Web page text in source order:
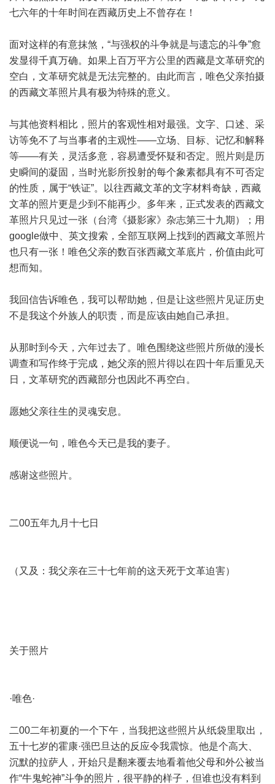
七六年的十年时间在西藏历史上不曾存在！
面对这样的有意抹煞，“与强权的斗争就是与遗忘的斗争”愈
发显得千真万确。如果上百万平方公里的西藏是文革研究的
空白，文革研究就是无法完整的。由此而言，唯色父亲拍摄
的西藏文革照片具有极为特殊的意义。
与其他资料相比，照片的客观性相对最强。文字、口述、采
访等免不了与当事者的主观性——立场、目标、记忆和解释
等——有关，灵活多意，容易遭受怀疑和否定。照片则是历
史瞬间的凝固，当时光影所投射的每个象素都具有不可否定
的性质，属于“铁证”。以往西藏文革的文字材料奇缺，西藏
文革的照片更是少到不能再少。多年来，正式发表的西藏文
革照片只见过一张（台湾《摄影家》杂志第三十九期）；用
google做中、英文搜索，全部互联网上找到的西藏文革照片
也只有一张！唯色父亲的数百张西藏文革底片，价值由此可
想而知。
我回信告诉唯色，我可以帮助她，但是让这些照片见证历史
不是我这个外族人的职责，而是应该由她自己承担。
从那时到今天，六年过去了。唯色围绕这些照片所做的漫长
调查和写作终于完成，她父亲的照片得以在四十年后重见天
日，文革研究的西藏部分也因此不再空白。
愿她父亲往生的灵魂安息。
顺便说一句，唯色今天已是我的妻子。
感谢这些照片。
二00五年九月十七日
（又及：我父亲在三十七年前的这天死于文革迫害）
关于照片
·唯色·
二00二年初夏的一个下午，当我把这些照片从纸袋里取出，
五十七岁的霍康·强巴旦达的反应令我震惊。他是个高大、
沉默的拉萨人，开始只是翻来覆去地看着他父母和外公被当
作“牛鬼蛇神”斗争的照片，很平静的样子，但谁也没有料到